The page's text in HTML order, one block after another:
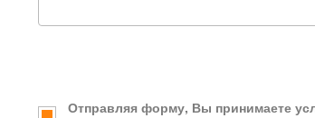
Отправляя форму, Вы принимаете